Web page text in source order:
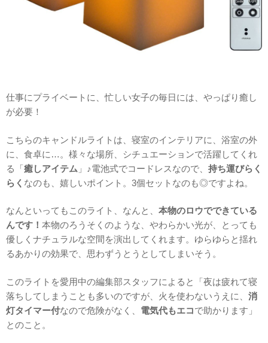
仕事にプライベートに、忙しい女子の毎日には、やっぱり癒し
が必要！
こちらのキャンドルライトは、寝室のインテリアに、浴室の外
に、食卓に…。様々な場所、シチュエーションで活躍してくれ
る「癒しアイテム 」♪電池式でコードレスなので、 持ち運びらく
らく なのも、嬉しいポイント。3個セットなのも◎ですよね。
なんといってもこのライト、なんと、 本物のロウでできている
んです！ 本物のろうそくのような、やわらかい光が、とっても
優しくナチュラルな空間を演出してくれます。ゆらゆらと揺れ
るあかりの効果で、思わずうとうとしてしまいそう。
このライトを愛用中の編集部スタッフによると「夜は疲れて寝
落ちしてしまうことも多いのですが、火を使わないうえに、 消
灯タイマー付なので危険がなく、 電気代もエコで助かります」
とのこと。